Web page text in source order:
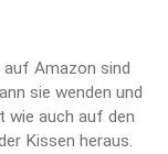
auf Amazon sind
sie wenden und
wie auch auf den
Kissen heraus.